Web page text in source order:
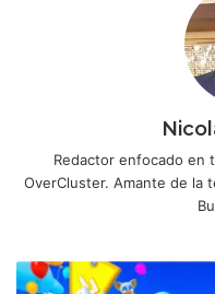
Redactor enfocado en
OverCluster. Amante de la
SEGA